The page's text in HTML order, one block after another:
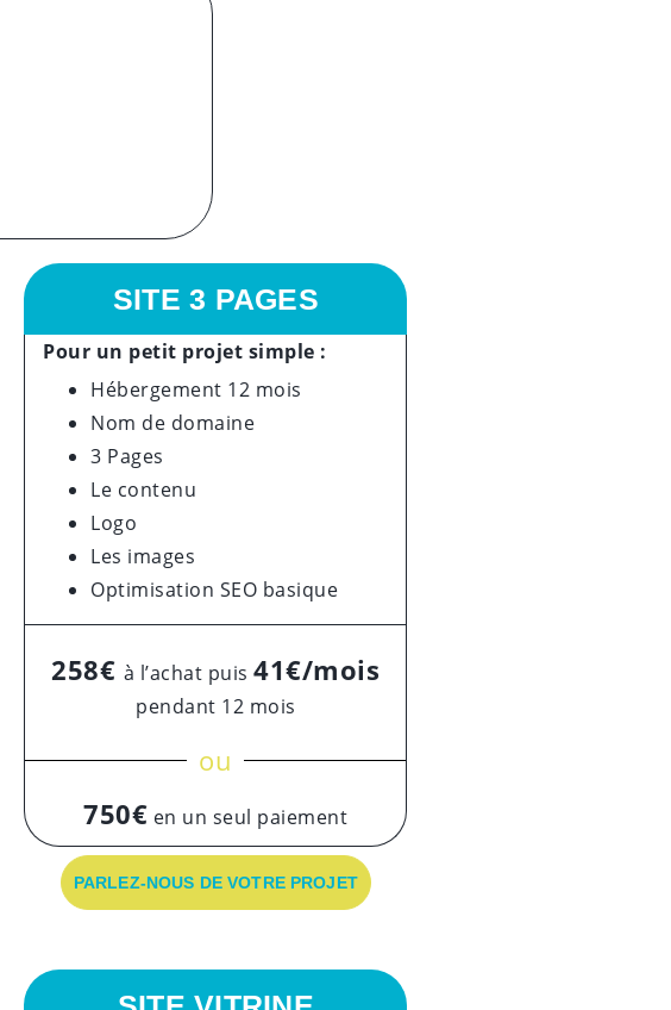
SITE 3 PAGES
Pour un petit projet simple :
Hébergement 12 mois
Nom de domaine
3 Pages
Le contenu
Logo
Les images
Optimisation SEO basique
258€ à l’achat puis41€/mois
pendant 12 mois
ou
750€ en un seul paiement
PARLEZ-NOUS DE VOTRE PROJET